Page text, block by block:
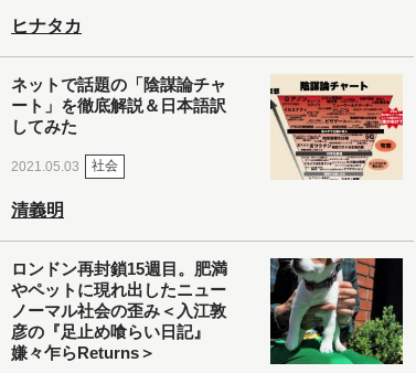
ヒナタカ
ネットで話題の「陰謀論チャ
ート」を徹底解説＆日本語訳
してみた
2021.05.03 社会
清義明
ロンドン再封鎖15週目。肥満
やペットに現れ出したニュー
ノーマル社会の歪み＜入江敦
彦の『足止め喰らい日記』
嫌々乍らReturns＞